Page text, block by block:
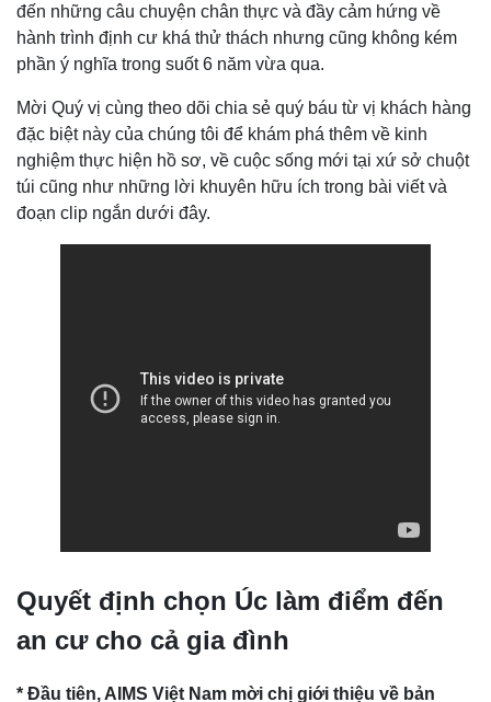
đến những câu chuyện chân thực và đầy cảm hứng về
hành trình định cư khá thử thách nhưng cũng không kém
phần ý nghĩa trong suốt 6 năm vừa qua.
Mời Quý vị cùng theo dõi chia sẻ quý báu từ vị khách hàng
đặc biệt này của chúng tôi để khám phá thêm về kinh
nghiệm thực hiện hồ sơ, về cuộc sống mới tại xứ sở chuột
túi cũng như những lời khuyên hữu ích trong bài viết và
đoạn clip ngắn dưới đây.
Quyết định chọn Úc làm điểm đến
an cư cho cả gia đình
* Đầu tiên, AIMS Việt Nam mời chị giới thiệu về bản